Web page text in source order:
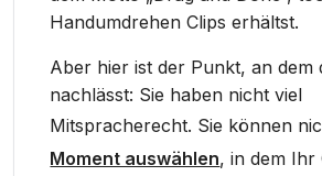
Handumdrehen Clips erhältst.
Aber hier ist der Punkt, an dem
nachlässt: Sie haben nicht viel
Mitspracherecht. Sie können
Moment auswählen, in dem Ihr